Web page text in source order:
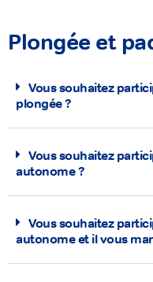
Plongée et
Vous souhaitez
plongée ?
Vous souhaitez
autonome ?
Vous souhaitez
autonome et il vous